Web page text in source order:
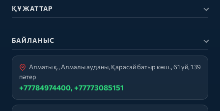
ҚҰЖАТТАР
БАЙЛАНЫС
Алматы қ., Алмалы ауданы, Қарасай батыр көш., 61 үй, 139
пәтер
+77784974400, +77773085151